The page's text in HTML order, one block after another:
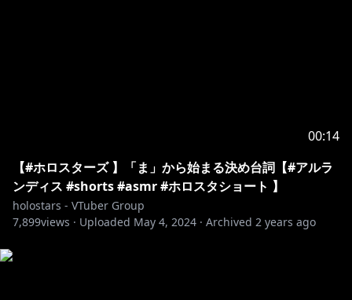
00:14
【#ホロスターズ 】「ま」から始まる決め台詞【#アルラ
ンディス #shorts #asmr #ホロスタショート 】
holostars - VTuber Group
7,899views · Uploaded May 4, 2024 · Archived 2 years ago